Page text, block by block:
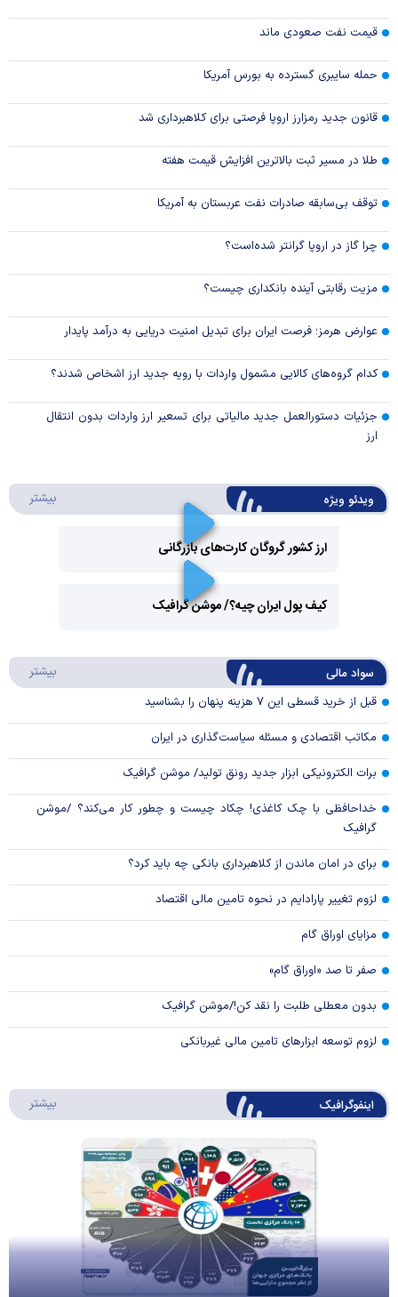
قیمت نفت صعودی ماند
حمله سایبری گسترده به بورس آمریکا
قانون جدید رمزارز اروپا فرصتی برای کلاهبرداری شد
طلا در مسیر ثبت بالاترین افزایش قیمت هفته
توقف بی‌سابقه صادرات نفت عربستان به آمریکا
چرا گاز در اروپا گرانتر شده‌است؟
مزیت رقابتی آینده بانکداری چیست؟
عوارض هرمز؛ فرصت ایران برای تبدیل امنیت دریایی به درآمد پایدار
کدام گروه‌های کالایی مشمول واردات با رویه جدید ارز اشخاص شدند؟
جزئیات دستورالعمل جدید مالیاتی برای تسعیر ارز واردات بدون انتقال
ارز
ویدئو ویژه بیشتر
ارز کشور گروگان کارت‌های بازرگانی
Video
کیف پول ایران چیه؟/ موشن گرافیک
سواد مالی بیشتر
قبل از خرید قسطی این ۷ هزینه پنهان را بشناسید
مکاتب اقتصادی و مسئله سیاست‌گذاری در ایران
برات الکترونیکی ابزار جدید رونق تولید/ موشن گرافیک
خداحافظی با چک کاغذی! چکاد چیست و چطور کار می‌کند؟ /موشن
گرافیک
برای در امان ماندن از کلاهبرداری بانکی چه باید کرد؟
لزوم تغییر پارادایم در نحوه تامین مالی اقتصاد
مزایای اوراق گام
صفر تا صد «اوراق گام»
بدون معطلی طلبت را نقد کن!/موشن گرافیک
لزوم توسعه ابزارهای تامین مالی غیربانکی
اینفوگرافیک بیشتر